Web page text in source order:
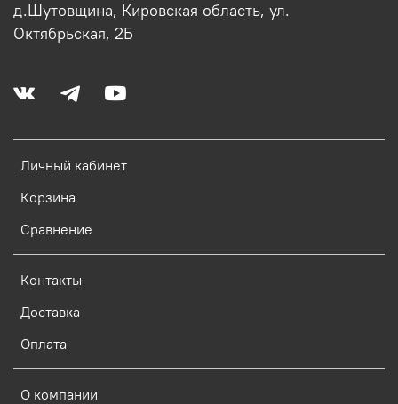
Личный кабинет
Корзина
Сравнение
Контакты
Доставка
Оплата
О компании
д.Шутовщина, Кировская область, ул.
Октябрьская, 2Б